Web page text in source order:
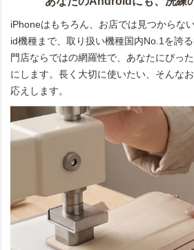
iPhoneはもちろん、お店では見つからな
id機種まで、取り扱い機種国内No.1を誇
門店ならではの網羅性で、あなたにぴっ
にします。長く大切に使いたい、そんな
応えします。